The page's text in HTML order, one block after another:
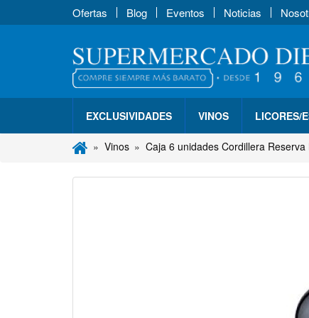
Ofertas Blog Eventos Noticias
EXCLUSIVIDADES VINOS LICORES/
Vinos Caja 6 unidades Cordillera